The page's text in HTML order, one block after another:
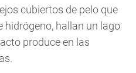
cubiertos de pelo que
hidrógeno, hallan un lago
produce en las